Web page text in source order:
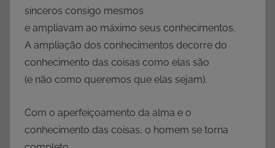
sinceros consigo mesmos
e ampliavam ao máximo seus conhecimentos.
A ampliação dos conhecimentos decorre do
conhecimento das coisas como elas são
(e não como queremos que elas sejam).
Com o aperfeiçoamento da alma e o
conhecimento das coisas, o homem se torna